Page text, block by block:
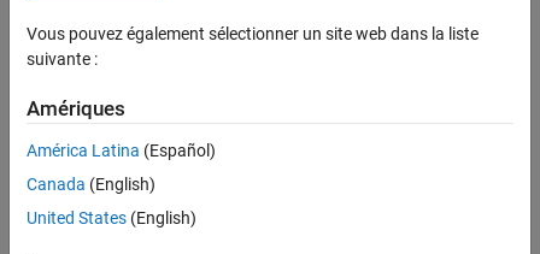
From the series:
Published: 6 Dec 2018
Full Transcript
Vous pouvez également sélectionner un site web dans la liste
suivante :
Amériques
América Latina (Español)
Canada (English)
United States (English)